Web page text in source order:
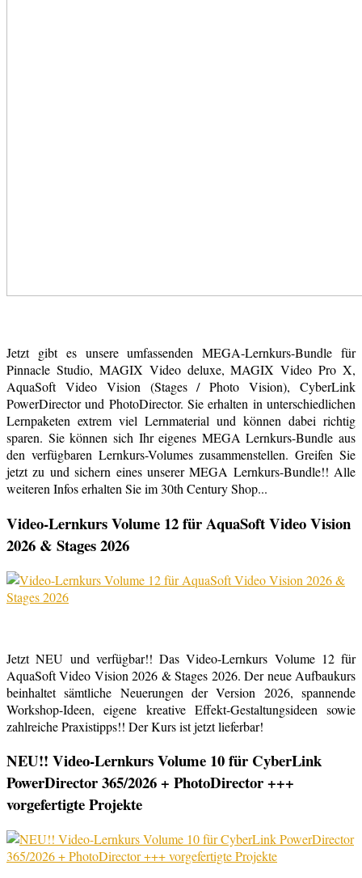
Jetzt gibt es unsere umfassenden MEGA-Lernkurs-Bundle für
Pinnacle Studio, MAGIX Video deluxe, MAGIX Video Pro X,
AquaSoft Video Vision (Stages / Photo Vision), CyberLink
PowerDirector und PhotoDirector. Sie erhalten in unterschiedlichen
Lernpaketen extrem viel Lernmaterial und können dabei richtig
sparen. Sie können sich Ihr eigenes MEGA Lernkurs-Bundle aus
den verfügbaren Lernkurs-Volumes zusammenstellen. Greifen Sie
jetzt zu und sichern eines unserer MEGA Lernkurs-Bundle!! Alle
weiteren Infos erhalten Sie im 30th Century Shop...
Video-Lernkurs Volume 12 für AquaSoft Video Vision
2026 & Stages 2026
Jetzt NEU und verfügbar!! Das Video-Lernkurs Volume 12 für
AquaSoft Video Vision 2026 & Stages 2026. Der neue Aufbaukurs
beinhaltet sämtliche Neuerungen der Version 2026, spannende
Workshop-Ideen, eigene kreative Effekt-Gestaltungsideen sowie
zahlreiche Praxistipps!! Der Kurs ist jetzt lieferbar!
NEU!! Video-Lernkurs Volume 10 für CyberLink
PowerDirector 365/2026 + PhotoDirector +++
vorgefertigte Projekte